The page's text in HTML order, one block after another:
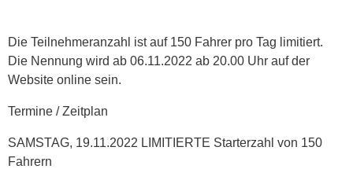
Die Teilnehmeranzahl ist auf 150 Fahrer pro Tag limitiert.
Die Nennung wird ab 06.11.2022 ab 20.00 Uhr auf der
Website online sein.
Termine / Zeitplan
SAMSTAG, 19.11.2022 LIMITIERTE Starterzahl von 150
Fahrern